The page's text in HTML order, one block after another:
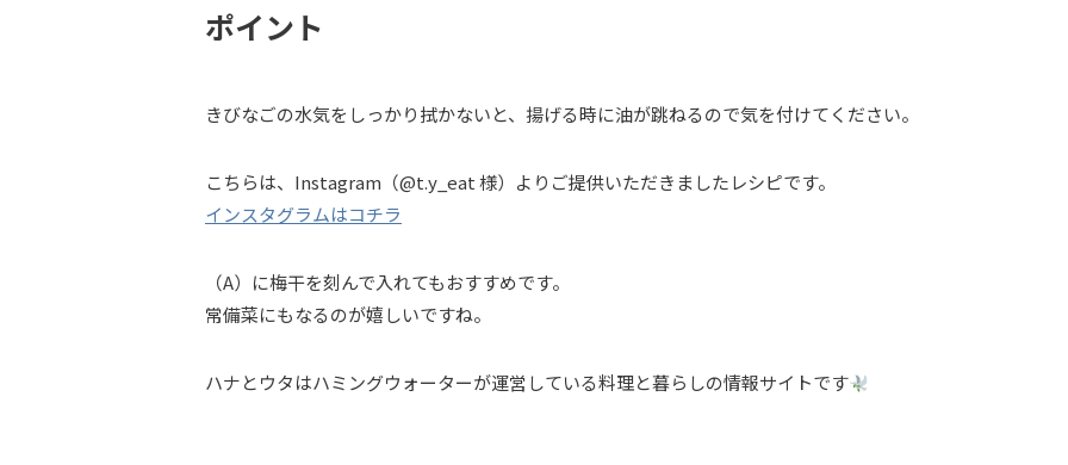
ポイント
きびなごの水気をしっかり拭かないと、揚げる時に油が跳ねるので気を付けてください。
こちらは、Instagram（@t.y_eat 様）よりご提供いただきましたレシピです。
インスタグラムはコチラ
（A）に梅干を刻んで入れてもおすすめです。
常備菜にもなるのが嬉しいですね。
ハナとウタはハミングウォーターが運営している料理と暮らしの情報サイトです